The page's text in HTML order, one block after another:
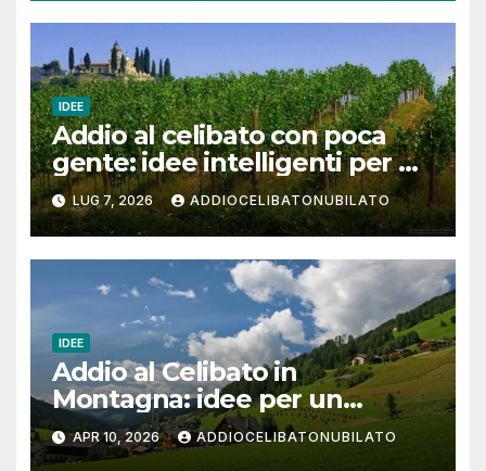
IDEE
Addio al celibato con poca
gente: idee intelligenti per un
weekend tra pochi amici
LUG 7, 2026 ADDIOCELIBATONUBILATO
IDEE
Addio al Celibato in
Montagna: idee per un
weekend epico tra Andalo,
Paganella e Dolomiti
APR 10, 2026 ADDIOCELIBATONUBILATO